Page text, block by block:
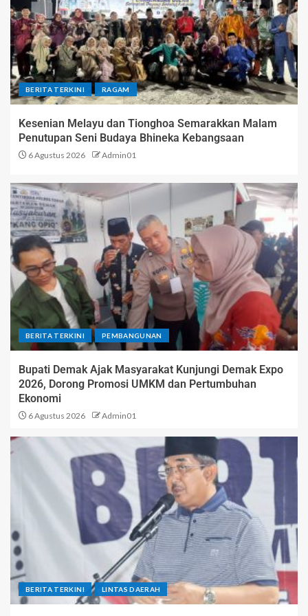
BERITA TERKINI RAGAM
Kesenian Melayu dan Tionghoa Semarakkan Malam
Penutupan Seni Budaya Bhineka Kebangsaan
6 Agustus 2026 Admin01
BERITA TERKINI PEMBANGUNAN
Bupati Demak Ajak Masyarakat Kunjungi Demak Expo
2026, Dorong Promosi UMKM dan Pertumbuhan
Ekonomi
6 Agustus 2026 Admin01
BERITA TERKINI LINTAS DAERAH